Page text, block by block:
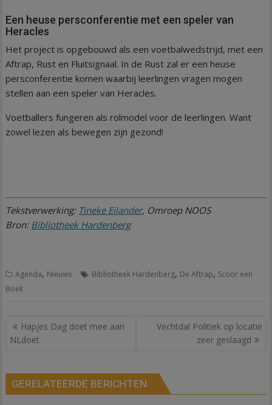
Een heuse persconferentie met een speler van
Heracles
Het project is opgebouwd als een voetbalwedstrijd, met een
Aftrap, Rust en Fluitsignaal. In de Rust zal er een heuse
persconferentie komen waarbij leerlingen vragen mogen
stellen aan een speler van Heracles.
Voetballers fungeren als rolmodel voor de leerlingen. Want
zowel lezen als bewegen zijn gezond!
Tekstverwerking: Tineke Eilander, Omroep NOOS
Bron: Bibliotheek Hardenberg
Agenda, Nieuws Bibliotheek Hardenberg, De Aftrap, Scoor een
Boek
Bericht
navigatie
Hapjes Dag doet mee aan
NLdoet
Vechtdal Politiek op locatie
zeer geslaagd
GERELATEERDE BERICHTEN